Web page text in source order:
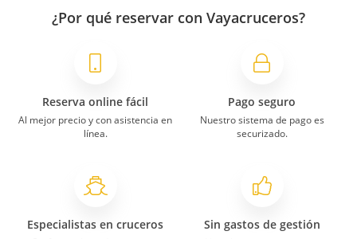
¿Por qué reservar con Vayacruceros?
Reserva online fácil
Al mejor precio y con asistencia en
línea.
Pago seguro
Nuestro sistema de pago es
securizado.
Especialistas en cruceros Sin gastos de gestión